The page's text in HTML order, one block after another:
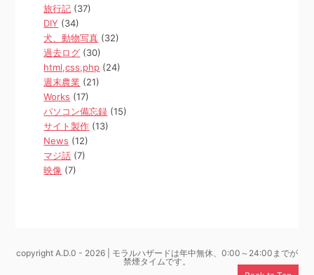
旅行記 (37)
DIY (34)
犬、動物写真 (32)
過去ログ (30)
html,css,php (24)
週末農業 (21)
Works (17)
パソコン備忘録 (15)
サイト製作 (13)
News (12)
マジ話 (7)
映像 (7)
copyright A.D.0 - 2026 | モラルハザードは年中無休、0:00～24:00までが
禁煙タイムです。